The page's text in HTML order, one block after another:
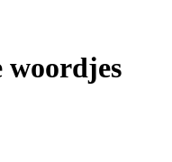
woordjes